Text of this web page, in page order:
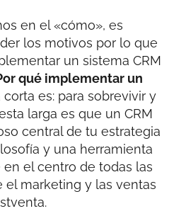
en el «cómo», es
los motivos por lo que
un sistema CRM
qué implementar un
es: para sobrevivir y
larga es que un CRM
central de tu estrategia
y una herramienta
el centro de todas las
el marketing y las ventas